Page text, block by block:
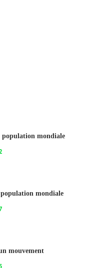
population mondiale
mondiale
mouvement